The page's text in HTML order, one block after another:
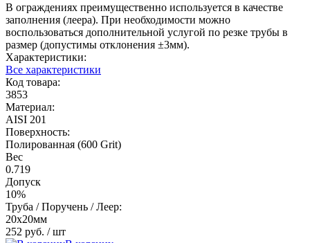
В ограждениях преимущественно используется в качестве
заполнения (леера). При необходимости можно
воспользоваться дополнительной услугой по резке трубы в
размер (допустимы отклонения ±3мм).
Характеристики:
Все характеристики
Код товара:
3853
Материал:
AISI 201
Поверхность:
Полированная (600 Grit)
Вес
0.719
Допуск
10%
Труба / Поручень / Леер:
20x20мм
252 руб. / шт